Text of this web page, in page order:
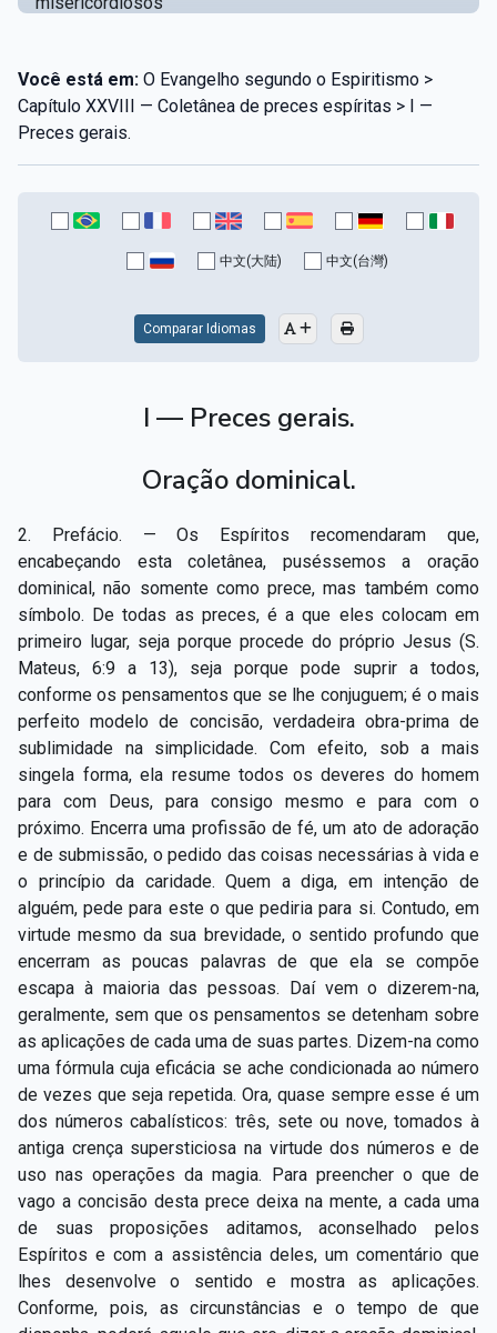
Capítulo XII — Amai os vossos inimigos
Capítulo XIII — Não saiba a vossa mão esquerda o
que dê a vossa mão direita
Capítulo XIV — Honrai a vosso pai e a vossa mãe
Capítulo XV — Fora da caridade não há salvação
Capítulo XVIII — Muitos os chamados, poucos os
Capítulo XIX — A fé transporta montanhas
Capítulo XX — Os trabalhadores da última hora ▸
Capítulo XXI — Haverá falsos cristos e falsos
profetas
▸
Capítulo XXII — Não separareis o que Deus juntou ▸
Capítulo XXIII — Estranha moral ▸
Capítulo XXIV — Não ponhais a candeia debaixo do
alqueire
▸
Capítulo XXV — Buscai e achareis ▸
Capítulo XXVI — Dai gratuitamente o que
gratuitamente recebestes
▸
Capítulo XXVII — Pedi e obtereis ▸
Capítulo XXVIII — Coletânea de preces espíritas ▸
Você está em: O Evangelho segundo o Espiritismo >
Capítulo XXVIII — Coletânea de preces espíritas > I —
Preces gerais.
中文(大陆) 中文(台灣)
Comparar Idiomas
I — Preces gerais.
Oração dominical.
2. Prefácio. — Os Espíritos recomendaram que,
encabeçando esta coletânea, puséssemos a oração
dominical, não somente como prece, mas também como
símbolo. De todas as preces, é a que eles colocam em
primeiro lugar, seja porque procede do próprio Jesus (S.
Mateus, 6:9 a 13), seja porque pode suprir a todos,
conforme os pensamentos que se lhe conjuguem; é o mais
perfeito modelo de concisão, verdadeira obra-prima de
sublimidade na simplicidade. Com efeito, sob a mais
singela forma, ela resume todos os deveres do homem
para com Deus, para consigo mesmo e para com o
próximo. Encerra uma profissão de fé, um ato de adoração
e de submissão, o pedido das coisas necessárias à vida e
o princípio da caridade. Quem a diga, em intenção de
alguém, pede para este o que pediria para si. Contudo, em
virtude mesmo da sua brevidade, o sentido profundo que
encerram as poucas palavras de que ela se compõe
escapa à maioria das pessoas. Daí vem o dizerem-na,
geralmente, sem que os pensamentos se detenham sobre
as aplicações de cada uma de suas partes. Dizem-na como
uma fórmula cuja eficácia se ache condicionada ao número
de vezes que seja repetida. Ora, quase sempre esse é um
dos números cabalísticos: três, sete ou nove, tomados à
antiga crença supersticiosa na virtude dos números e de
uso nas operações da magia. Para preencher o que de
vago a concisão desta prece deixa na mente, a cada uma
de suas proposições aditamos, aconselhado pelos
Espíritos e com a assistência deles, um comentário que
lhes desenvolve o sentido e mostra as aplicações.
Conforme, pois, as circunstâncias e o tempo de que